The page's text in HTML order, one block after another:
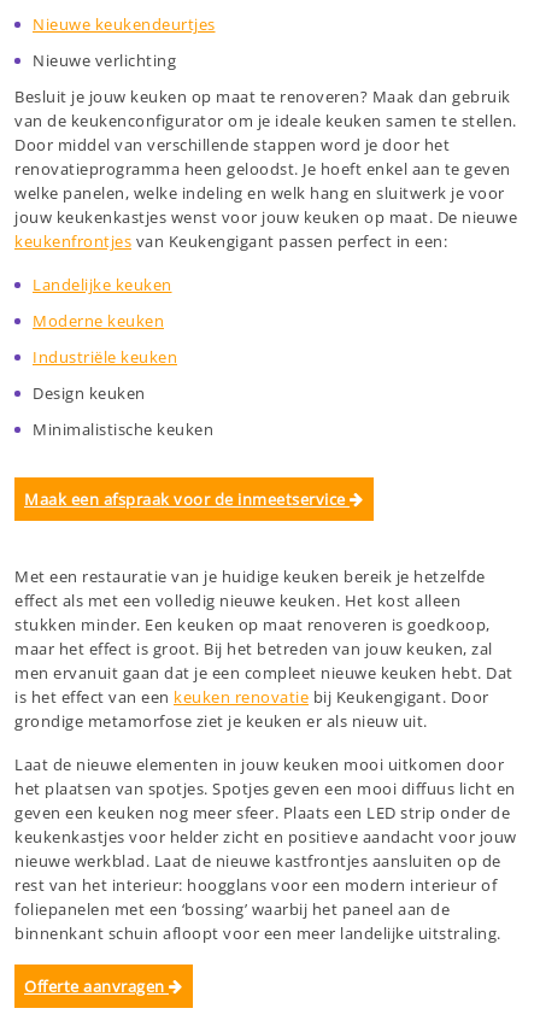
Nieuwe keukendeurtjes
Nieuwe verlichting
Besluit je jouw keuken op maat te renoveren? Maak dan gebruik
van de keukenconfigurator om je ideale keuken samen te stellen.
Door middel van verschillende stappen word je door het
renovatieprogramma heen geloodst. Je hoeft enkel aan te geven
welke panelen, welke indeling en welk hang en sluitwerk je voor
jouw keukenkastjes wenst voor jouw keuken op maat. De nieuwe
keukenfrontjes van Keukengigant passen perfect in een:
Landelijke keuken
Moderne keuken
Industriële keuken
Design keuken
Minimalistische keuken
Maak een afspraak voor de inmeetservice
Met een restauratie van je huidige keuken bereik je hetzelfde
effect als met een volledig nieuwe keuken. Het kost alleen
stukken minder. Een keuken op maat renoveren is goedkoop,
maar het effect is groot. Bij het betreden van jouw keuken, zal
men ervanuit gaan dat je een compleet nieuwe keuken hebt. Dat
is het effect van een keuken renovatie bij Keukengigant. Door
grondige metamorfose ziet je keuken er als nieuw uit.
Laat de nieuwe elementen in jouw keuken mooi uitkomen door
het plaatsen van spotjes. Spotjes geven een mooi diffuus licht en
geven een keuken nog meer sfeer. Plaats een LED strip onder de
keukenkastjes voor helder zicht en positieve aandacht voor jouw
nieuwe werkblad. Laat de nieuwe kastfrontjes aansluiten op de
rest van het interieur: hoogglans voor een modern interieur of
foliepanelen met een ‘bossing’ waarbij het paneel aan de
binnenkant schuin afloopt voor een meer landelijke uitstraling.
Offerte aanvragen